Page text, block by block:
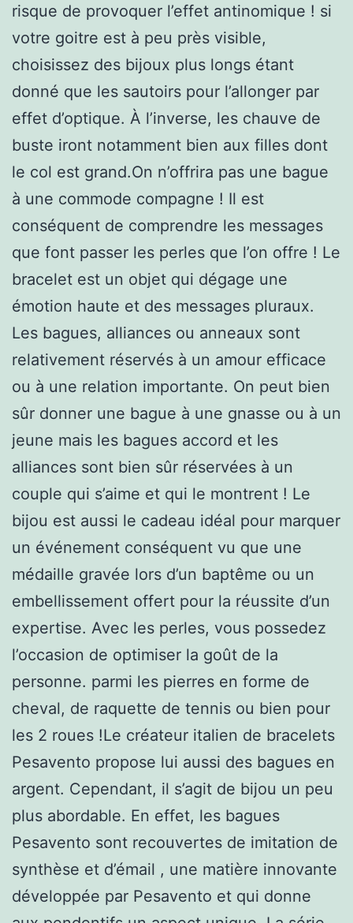
risque de provoquer l’effet antinomique ! si
votre goitre est à peu près visible,
choisissez des bijoux plus longs étant
donné que les sautoirs pour l’allonger par
effet d’optique. À l’inverse, les chauve de
buste iront notamment bien aux filles dont
le col est grand.On n’offrira pas une bague
à une commode compagne ! Il est
conséquent de comprendre les messages
que font passer les perles que l’on offre ! Le
bracelet est un objet qui dégage une
émotion haute et des messages pluraux.
Les bagues, alliances ou anneaux sont
relativement réservés à un amour efficace
ou à une relation importante. On peut bien
sûr donner une bague à une gnasse ou à un
jeune mais les bagues accord et les
alliances sont bien sûr réservées à un
couple qui s’aime et qui le montrent ! Le
bijou est aussi le cadeau idéal pour marquer
un événement conséquent vu que une
médaille gravée lors d’un baptême ou un
embellissement offert pour la réussite d’un
expertise. Avec les perles, vous possedez
l’occasion de optimiser la goût de la
personne. parmi les pierres en forme de
cheval, de raquette de tennis ou bien pour
les 2 roues !Le créateur italien de bracelets
Pesavento propose lui aussi des bagues en
argent. Cependant, il s’agit de bijou un peu
plus abordable. En effet, les bagues
Pesavento sont recouvertes de imitation de
synthèse et d’émail , une matière innovante
développée par Pesavento et qui donne